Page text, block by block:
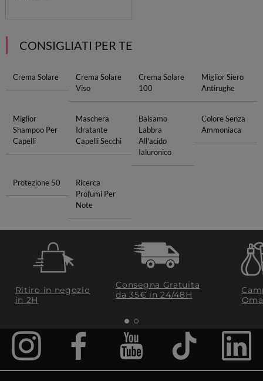
CONSIGLIATI PER TE
Crema Solare
Crema Solare
Viso
Crema Solare
100
Miglior Siero
Antirughe
Miglior
Shampoo Per
Capelli
Maschera
Idratante
Capelli Secchi
Balsamo
Labbra
All'acido
Ialuronico
Colore Senza
Ammoniaca
Protezione 50
Ricerca
Profumi Per
Note
Ritiro in negozio
in 2H
Consegna Gratuita
da 35€​ in 24/48H